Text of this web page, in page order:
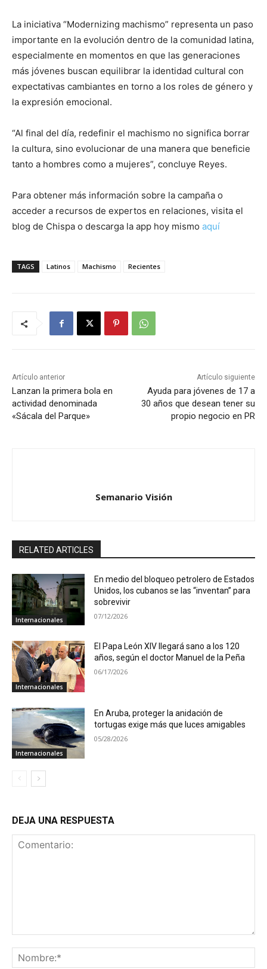
La iniciativa “Modernizing machismo” representa un paso
importante en la evolución dentro de la comunidad latina,
especialmente en momentos en que las generaciones
más jóvenes buscan equilibrar la identidad cultural con
expectativas cambiantes en torno a los roles de género y
la expresión emocional.
“Al final del día, redefinir el machismo no significa borrar
la cultura, sino evolucionar de una manera que beneficie
tanto a hombres como a mujeres”, concluye Reyes.
Para obtener más información sobre la campaña o
acceder a recursos de expertos en relaciones, visita el
blog de Chispa o descarga la app hoy mismo aquí
TAGS Latinos Machismo Recientes
Artículo anterior
Lanzan la primera bola en
actividad denominada
«Sácala del Parque»
Artículo siguiente
Ayuda para jóvenes de 17 a
30 años que desean tener su
propio negocio en PR
Semanario Visión
RELATED ARTICLES
Internacionales
En medio del bloqueo petrolero de Estados
Unidos, los cubanos se las “inventan” para
sobrevivir
07/12/2026
Internacionales
El Papa León XIV llegará sano a los 120
años, según el doctor Manuel de la Peña
06/17/2026
Internacionales
En Aruba, proteger la anidación de
tortugas exige más que luces amigables
05/28/2026
DEJA UNA RESPUESTA